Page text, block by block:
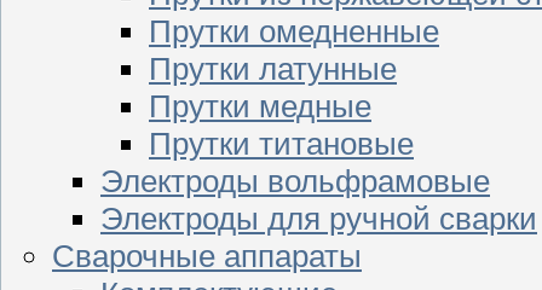
Прутки омедненные
Прутки латунные
Прутки медные
Прутки титановые
Электроды вольфрамовые
Электроды для ручной сварки
Сварочные аппараты